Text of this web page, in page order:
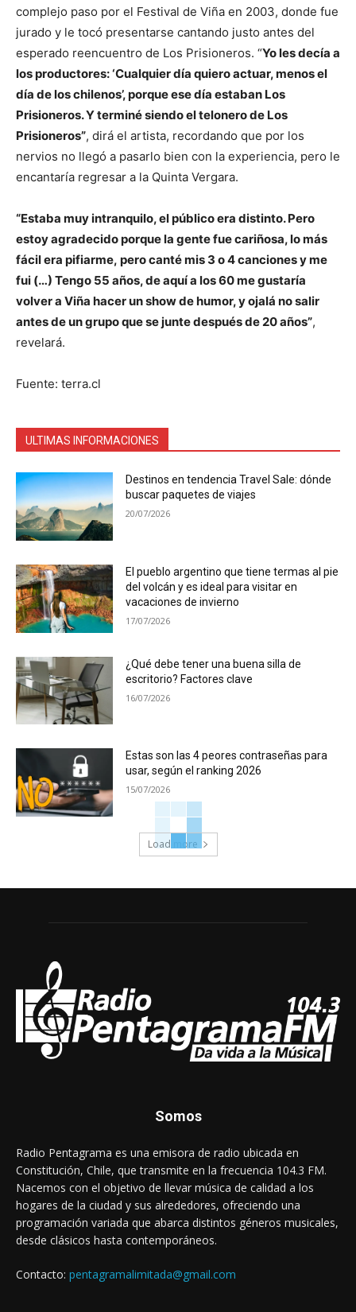
complejo paso por el Festival de Viña en 2003, donde fue
jurado y le tocó presentarse cantando justo antes del
esperado reencuentro de Los Prisioneros. “Yo les decía a
los productores: ‘Cualquier día quiero actuar, menos el
día de los chilenos’, porque ese día estaban Los
Prisioneros. Y terminé siendo el telonero de Los
Prisioneros”, dirá el artista, recordando que por los
nervios no llegó a pasarlo bien con la experiencia, pero le
encantaría regresar a la Quinta Vergara.
“Estaba muy intranquilo, el público era distinto. Pero
estoy agradecido porque la gente fue cariñosa, lo más
fácil era pifiarme, pero canté mis 3 o 4 canciones y me
fui (…) Tengo 55 años, de aquí a los 60 me gustaría
volver a Viña hacer un show de humor, y ojalá no salir
antes de un grupo que se junte después de 20 años”,
revelará.
Fuente: terra.cl
ULTIMAS INFORMACIONES
Destinos en tendencia Travel Sale: dónde
buscar paquetes de viajes
20/07/2026
El pueblo argentino que tiene termas al pie
del volcán y es ideal para visitar en
vacaciones de invierno
17/07/2026
¿Qué debe tener una buena silla de
escritorio? Factores clave
16/07/2026
Estas son las 4 peores contraseñas para
usar, según el ranking 2026
15/07/2026
Load more
Somos
Radio Pentagrama es una emisora de radio ubicada en
Constitución, Chile, que transmite en la frecuencia 104.3 FM.
Nacemos con el objetivo de llevar música de calidad a los
hogares de la ciudad y sus alrededores, ofreciendo una
programación variada que abarca distintos géneros musicales,
desde clásicos hasta contemporáneos.
Contacto: pentagramalimitada@gmail.com